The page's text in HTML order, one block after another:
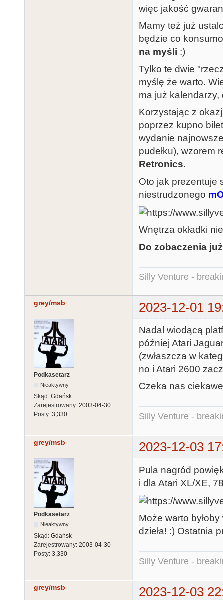
więc jakość
Mamy też już
będzie co
na myśli :)
Tylko te dwie
myślę że warto.
ma już kalendarzy,
Korzystając z
poprzez kupno
wydanie
pudełku), wzorem
Retronics.
Oto jak prezentuje
niestrudzonego
Wnętrza okładki
Do zobaczenia
Silly Venture -
grey/msb 2023-12-01
Podkasetarz
Nieaktywny
Skąd: Gdańsk
Zarejestrowany: 2003-04-30
Posty: 3,330
Nadal wiodącą
później Atari
(zwłaszcza w
no i Atari 2600
Czeka nas
Silly Venture -
grey/msb 2023-12-03
Podkasetarz
Nieaktywny
Skąd: Gdańsk
Zarejestrowany: 2003-04-30
Posty: 3,330
Pula nagród
i dla Atari XL/XE,
Może warto
dzieła! :) Ostatnia
Silly Venture -
grey/msb 2023-12-03